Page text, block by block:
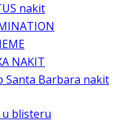
nakit
NAKIT
Santa Barbara nakit
blisteru